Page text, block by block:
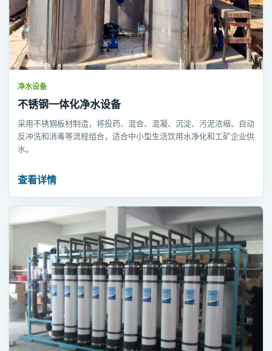
净水设备
不锈钢一体化净水设备
采用不锈钢板材制造，将投药、混合、混凝、沉淀、污泥浓缩、自动
反冲洗和消毒等流程组合，适合中小型生活饮用水净化和工矿企业供
水。
查看详情